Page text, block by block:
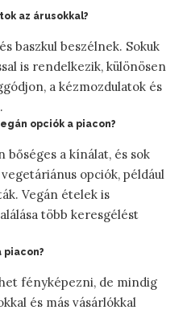
az árusokkal?
baszkul beszélnek. Sokuk
is rendelkezik, különösen
a kézmozdulatok és
opciók a piacon?
bőséges a kínálat, és sok
opciók, például
Vegán ételek is
több keresgélést
fényképezni, de mindig
és más vásárlókkal